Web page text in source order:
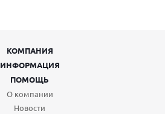
КОМПАНИЯ
ИНФОРМАЦИЯ
ПОМОЩЬ
О компании
Новости